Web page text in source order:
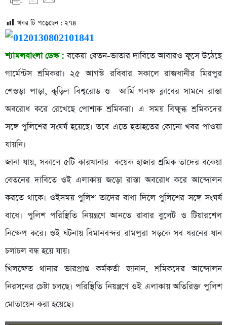
খবর টি পড়েছেন : ২৭৪
শ্যামলবাংলা ডেস্ক : বকেয়া বেতন-ভাতার দাবিতে আবারও ফুসে উঠেছে
গার্মেন্টস শ্রমিকরা। ২৫ আগস্ট রবিবার সকালে রাজধানীর মিরপুর
শেওড়া পাড়া, কুড়িল বিশ্বরোড ও আর্মি গলফ ক্লাবের সামনে রাস্তা
অবরোধ করে রেখেছে পোশাক শ্রমিকরা। এ সময় বিক্ষুব্ধ শ্রমিকদের
সঙ্গে পুলিশের সংঘর্ষ হয়েছে। তবে এতে হতাহতের কোনো খবর পাওয়া
যায়নি।
জানা যায়, সকালে ৫টি কারখানার কয়েক হাজার শ্রমিক তাদের বকেয়া
বেতনের দাবিতে ওই এলাকায় জড়ো রাস্তা অবরোধ করে আন্দোলন
করতে থাকে। ওইসময় পুলিশ তাদের বাধা দিলে পুলিশের সঙ্গে সংঘর্ষ
বাধে। পুলিশ পরিস্থিতি নিয়ন্ত্রণে আনতে রাবার বুলেট ও টিয়ারশেল
নিক্ষেপ করে। ওই ঘটনায় বিমানবন্দর-রামপুরা সড়কে সব ধরনের যান
চলাচল বন্ধ হয়ে যায়।
খিলক্ষেত থানার ভারপ্রাপ্ত কর্মকর্তা জানান, শ্রমিকদের আন্দোলন
নিরসনের চেষ্টা চলছে। পরিস্থিতি নিয়ন্ত্রণে ওই এলাকায় অতিরিক্ত পুলিশ
মোতায়েন করা হয়েছে।